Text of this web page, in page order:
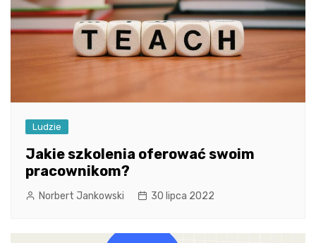
Ludzie
Jakie szkolenia oferować swoim
pracownikom?
Norbert Jankowski 30 lipca 2022